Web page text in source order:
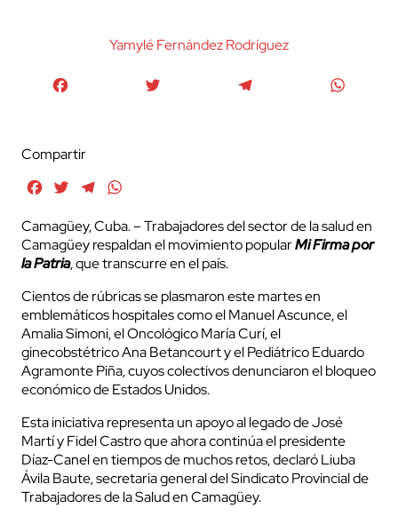
Yamylé Fernández Rodríguez
Compartir
FacebookTwitterTelegram
Camagüey, Cuba. – Trabajadores del sector de la salud en
Camagüey respaldan el movimiento popularMi Firma por
la Patria, que transcurre en el país.
Cientos de rúbricas se plasmaron este martes en
emblemáticos hospitales como el Manuel Ascunce, el
Amalia Simoni, el Oncológico María Curí, el
ginecobstétrico Ana Betancourt y el Pediátrico Eduardo
Agramonte Piña, cuyos colectivos denunciaron el bloqueo
económico de Estados Unidos.
Esta iniciativa representa un apoyo al legado de José
Martí y Fidel Castro que ahora continúa el presidente
Díaz-Canel en tiempos de muchos retos, declaró Liuba
Ávila Baute, secretaria general del Sindicato Provincial de
Trabajadores de la Salud en Camagüey.